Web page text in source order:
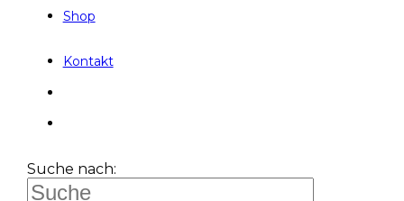
Shop
Kontakt
Suche nach: